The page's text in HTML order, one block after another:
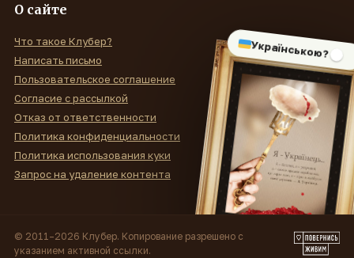
Українською?
О сайте
Что такое Клубер?
Написать письмо
Пользовательское соглашение
Согласие с рассылкой
Отказ от ответственности
Политика конфиденциальности
Политика использования куки
Запрос на удаление контента
© 2011–2026 Клубер. Копирование разрешено с
указанием активной ссылки.